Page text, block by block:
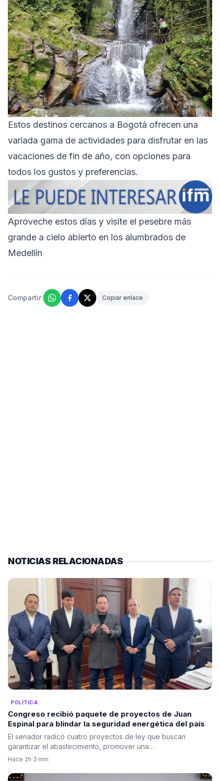
Estos destinos cercanos a Bogotá ofrecen una
variada gama de actividades para disfrutar en las
vacaciones de fin de año, con opciones para
todos los gustos y preferencias.
Aproveche estos días y visite el pesebre más
grande a cielo abierto en los alumbrados de
Medellín
Compartir: Copiar enlace
NOTICIAS RELACIONADAS
POLÍTICA
Congreso recibió paquete de proyectos de Juan
Espinal para blindar la seguridad energética del país
El senador radicó cuatro proyectos de ley que buscan
garantizar el abastecimiento, promover una…
Hace 2h·3 min